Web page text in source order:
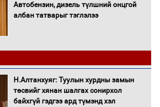
Автобензин, дизель түлшний онцгой
албан татварыг тэглэлээ
мэндийн салбар хамаарахгүй
Н.Алтанхуяг: Туулын хурдны замын
төсвийг хянан шалгах сонирхол
байхгүй гэдгээ ард түмэнд хэл